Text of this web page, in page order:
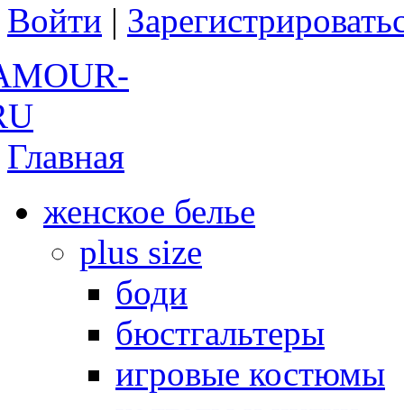
Войти |
Главная
женское белье
plus size
боди
бюстгальтеры
игровые костюмы